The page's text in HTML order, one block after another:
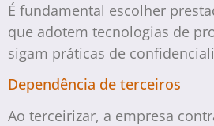
É fundamental escolher
que adotem tecnologias de
sigam práticas de
Dependência de terceiros
Ao terceirizar, a empresa